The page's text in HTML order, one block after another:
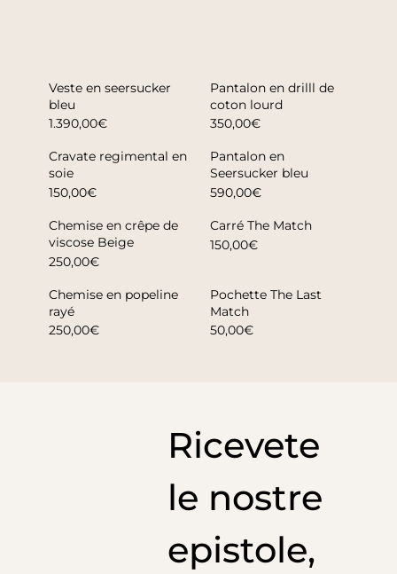
Veste en seersucker
bleu
1.390,00€
Pantalon en drilll de
coton lourd
350,00€
Cravate regimental en
soie
150,00€
Pantalon en
Seersucker bleu
590,00€
Chemise en crêpe de
viscose Beige
250,00€
Carré The Match
150,00€
Chemise en popeline
rayé
250,00€
Pochette The Last
Match
50,00€
Ricevete
le nostre
epistole,